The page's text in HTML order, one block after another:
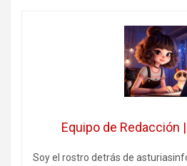
Equipo de Redacción
Soy el rostro detrás de